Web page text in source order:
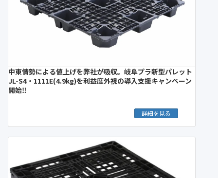
中東情勢による値上げを弊社が吸収。岐阜プラ新型パレット
JL-S4・1111E(4.9kg)を利益度外視の導入支援キャンペーン
開始‼︎
詳細を見る